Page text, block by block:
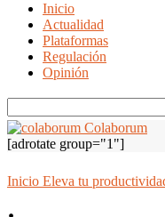
Inicio
Actualidad
Plataformas
Regulación
Opinión
Colaborum
[adrotate group="1"]
Inicio Eleva tu